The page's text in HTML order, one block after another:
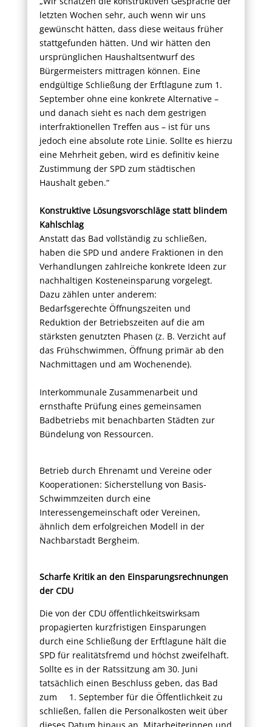
letzten Wochen sehr, auch wenn wir uns
gewünscht hätten, dass diese weitaus früher
stattgefunden hätten. Und wir hätten den
ursprünglichen Haushaltsentwurf des
Bürgermeisters mittragen können. Eine
endgültige Schließung der Erftlagune zum 1.
September ohne eine konkrete Alternative –
und danach sieht es nach dem gestrigen
interfraktionellen Treffen aus – ist für uns
jedoch eine absolute rote Linie. Sollte es hierzu
eine Mehrheit geben, wird es definitiv keine
Zustimmung der SPD zum städtischen
Haushalt geben.“
Konstruktive Lösungsvorschläge statt blindem
Kahlschlag
Anstatt das Bad vollständig zu schließen,
haben die SPD und andere Fraktionen in den
Verhandlungen zahlreiche konkrete Ideen zur
nachhaltigen Kosteneinsparung vorgelegt.
Dazu zählen unter anderem:
Bedarfsgerechte Öffnungszeiten und
Reduktion der Betriebszeiten auf die am
stärksten genutzten Phasen (z. B. Verzicht auf
das Frühschwimmen, Öffnung primär ab den
Nachmittagen und am Wochenende).
Interkommunale Zusammenarbeit und
ernsthafte Prüfung eines gemeinsamen
Badbetriebs mit benachbarten Städten zur
Bündelung von Ressourcen.
Betrieb durch Ehrenamt und Vereine oder
Kooperationen: Sicherstellung von Basis-
Schwimmzeiten durch eine
Interessengemeinschaft oder Vereinen,
ähnlich dem erfolgreichen Modell in der
Nachbarstadt Bergheim.
Scharfe Kritik an den Einsparungsrechnungen
der CDU
Die von der CDU öffentlichkeitswirksam
propagierten kurzfristigen Einsparungen
durch eine Schließung der Erftlagune hält die
SPD für realitätsfremd und höchst zweifelhaft.
Sollte es in der Ratssitzung am 30. Juni
tatsächlich einen Beschluss geben, das Bad
zum 1. September für die Öffentlichkeit zu
schließen, fallen die Personalkosten weit über